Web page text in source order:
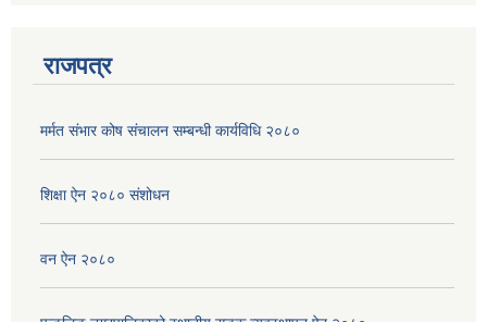
राजपत्र
मर्मत संभार कोष संचालन सम्बन्धी कार्यविधि २०८०
शिक्षा ऐन २०८० संशोधन
वन ऐन २०८०